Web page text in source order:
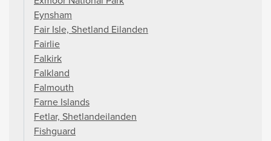
Eynsham
Fair Isle, Shetland Eilanden
Fairlie
Falkirk
Falkland
Falmouth
Farne Islands
Fetlar, Shetlandeilanden
Fishguard